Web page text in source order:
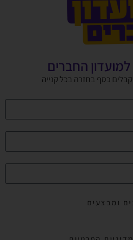
החברים
כסף בחזרה בכל קנייה
ומבצעים